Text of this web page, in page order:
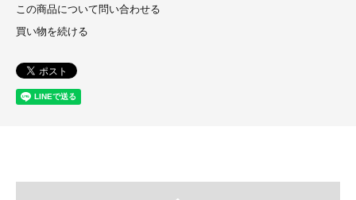
この商品について問い合わせる
買い物を続ける